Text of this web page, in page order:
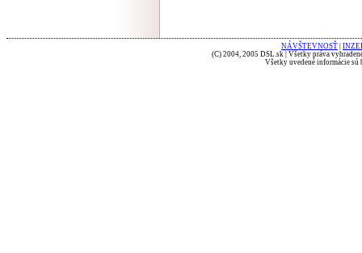
NÁVŠTEVNOSŤ
(C) 2004, 2005 DSL.sk | Všetky práva
Všetky uvedené informácie sú